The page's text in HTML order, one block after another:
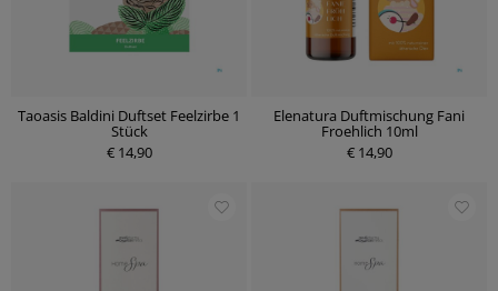
Taoasis Baldini Duftset Feelzirbe 1
Stück
€ 14,90
Elenatura Duftmischung Fani
Froehlich 10ml
€ 14,90